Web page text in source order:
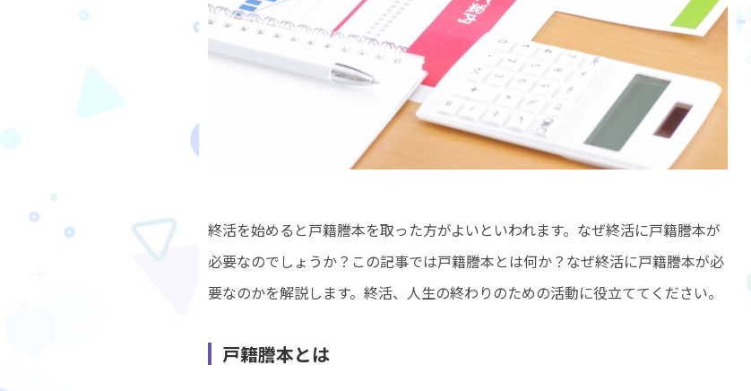
終活を始めると戸籍謄本を取った方がよいといわれます。なぜ終活に戸籍謄本が
必要なのでしょうか？この記事では戸籍謄本とは何か？なぜ終活に戸籍謄本が必
要なのかを解説します。終活、人生の終わりのための活動に役立ててください。
戸籍謄本とは